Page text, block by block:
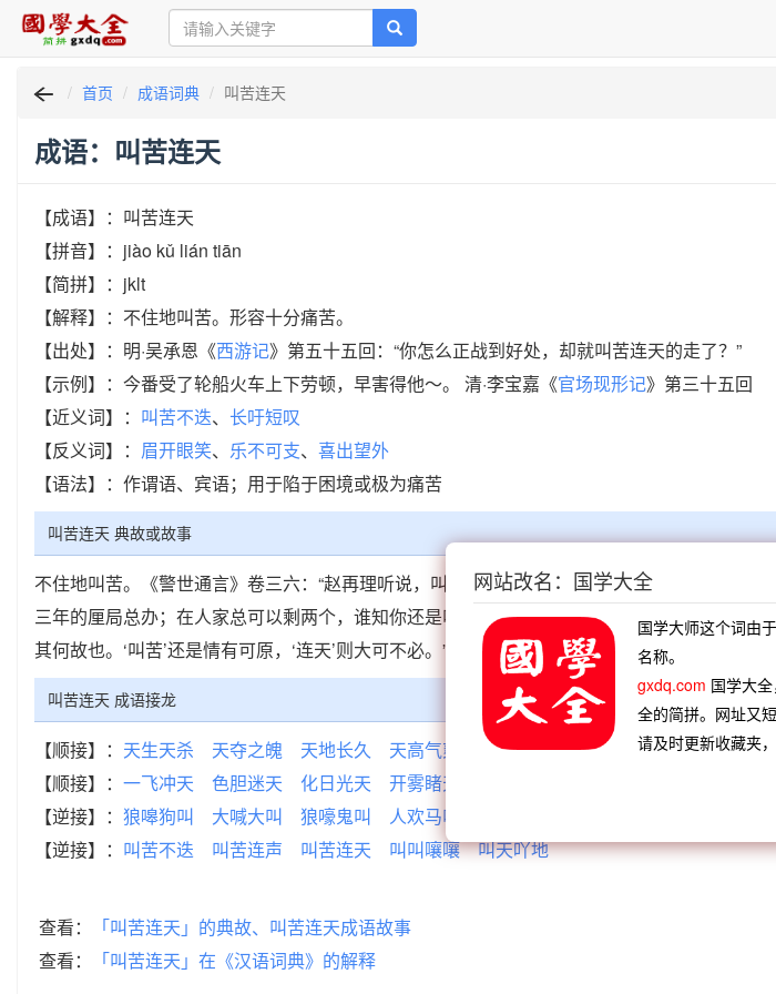
首页 成语词典 叫苦连天
成语：叫苦连天
【成语】：叫苦连天
【拼音】：jiào kǔ lián tiān
【简拼】：jklt
【解释】：不住地叫苦。形容十分痛苦。
【出处】：明·吴承恩《西游记》第五十五回：“你怎么正战到好处，却就叫苦连天的走了？”
【示例】：今番受了轮船火车上下劳顿，早害得他～。 清·李宝嘉《官场现形记》第三十五回
【近义词】： 叫苦不迭、 长吁短叹
【反义词】： 眉开眼笑、 乐不可支、 喜出望外
【语法】：作谓语、宾语；用于陷于困境或极为痛苦
叫苦连天 典故或故事
不住地叫苦。《警世通言》卷三六：“赵再理听说，叫苦连天：‘罢！罢！死去阴司告状理会！
三年的厘局总办；在人家总可以剩两个，谁知你还是叫苦连天，论不定是真穷还是装穷。”鲁迅
其何故也。‘叫苦’还是情有可原，‘连天’则大可不必。”
叫苦连天 成语接龙
【顺接】： 天生天杀 天夺之魄 天地长久 天高气爽 天打雷击 天命有归 天边赵盾
天
【顺接】： 一飞冲天 色胆迷天 化日光天 开雾睹天
【逆接】： 狼嗥狗叫 大喊大叫 狼嚎鬼叫 人欢马叫
【逆接】： 叫苦不迭 叫苦连声 叫苦连天 叫叫嚷嚷 叫天吖地
查看：
「叫苦连天」的典故、叫苦连天成语故事
查看：
「叫苦连天」在《汉语词典》的解释
网站改名：国学大全
国学大师这个词由
名称。
gxdq.com 国学大全
全的简拼。网址又
请及时更新收藏夹